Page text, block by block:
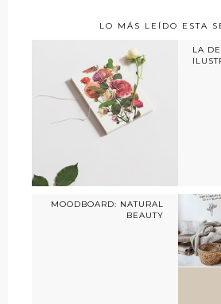
LO MÁS LEÍDO ESTA
LA
MOODBOARD: NATURAL
BEAUTY